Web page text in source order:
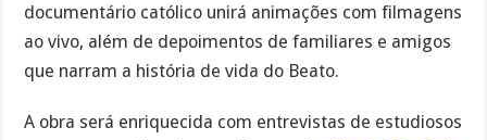
documentário católico unirá animações com filmagens
ao vivo, além de depoimentos de familiares e amigos
que narram a história de vida do Beato.
A obra será enriquecida com entrevistas de estudiosos